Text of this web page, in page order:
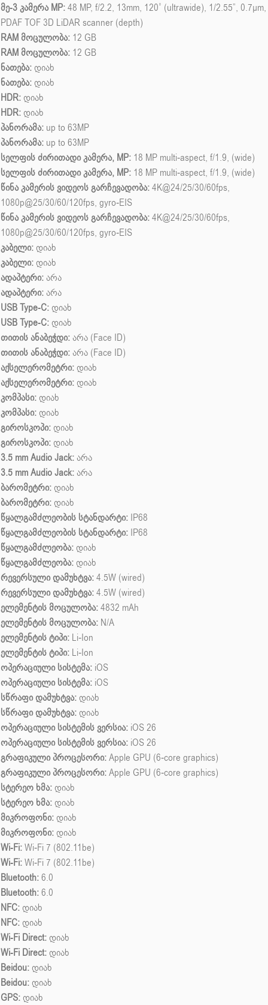
მე-3 კამერა MP:48 MP, f/2.2, 13mm, 120˚ (ultrawide), 1/2.55”, 0.7µm,
PDAF TOF 3D LiDAR scanner (depth)
RAM მოცულობა: 12 GB
RAM მოცულობა: 12 GB
ნათება: დიახ
ნათება: დიახ
HDR: დიახ
HDR: დიახ
პანორამა: up to 63MP
პანორამა: up to 63MP
სელფის ძირითადი კამერა, MP: 18 MP multi-aspect, f/1.9, (wide)
სელფის ძირითადი კამერა, MP: 18 MP multi-aspect, f/1.9, (wide)
წინა კამერის ვიდეოს გარჩევადობა:4K@24/25/30/60fps,
1080p@25/30/60/120fps, gyro-EIS
წინა კამერის ვიდეოს გარჩევადობა:4K@24/25/30/60fps,
1080p@25/30/60/120fps, gyro-EIS
კაბელი: დიახ
კაბელი: დიახ
ადაპტერი:არა
ადაპტერი:არა
USB Type-C: დიახ
USB Type-C: დიახ
თითის ანაბეჭდი:არა (Face ID)
თითის ანაბეჭდი:არა (Face ID)
აქსელერომეტრი: დიახ
აქსელერომეტრი: დიახ
კომპასი: დიახ
კომპასი: დიახ
გიროსკოპი: დიახ
გიროსკოპი: დიახ
3.5 mm Audio Jack:არა
3.5 mm Audio Jack:არა
ბარომეტრი: დიახ
ბარომეტრი: დიახ
წყალგამძლეობის სტანდარტი: IP68
წყალგამძლეობის სტანდარტი: IP68
წყალგამძლეობა: დიახ
წყალგამძლეობა: დიახ
რევერსული დამუხტვა:4.5W (wired)
რევერსული დამუხტვა:4.5W (wired)
ელემენტის მოცულობა:4832 mAh
ელემენტის მოცულობა: N/A
ელემენტის ტიპი: Li-Ion
ელემენტის ტიპი: Li-Ion
ოპერაციული სისტემა: iOS
ოპერაციული სისტემა: iOS
სწრაფი დამუხტვა: დიახ
სწრაფი დამუხტვა: დიახ
ოპერაციული სისტემის ვერსია: iOS 26
ოპერაციული სისტემის ვერსია: iOS 26
გრაფიკული პროცესორი:Apple GPU (6-core graphics)
გრაფიკული პროცესორი:Apple GPU (6-core graphics)
სტერეო ხმა: დიახ
სტერეო ხმა: დიახ
მიკროფონი: დიახ
მიკროფონი: დიახ
Wi-Fi:Wi-Fi 7 (802.11be)
Wi-Fi:Wi-Fi 7 (802.11be)
Bluetooth:6.0
Bluetooth:6.0
NFC: დიახ
NFC: დიახ
Wi-Fi Direct: დიახ
Wi-Fi Direct: დიახ
Beidou: დიახ
Beidou: დიახ
GPS: დიახ